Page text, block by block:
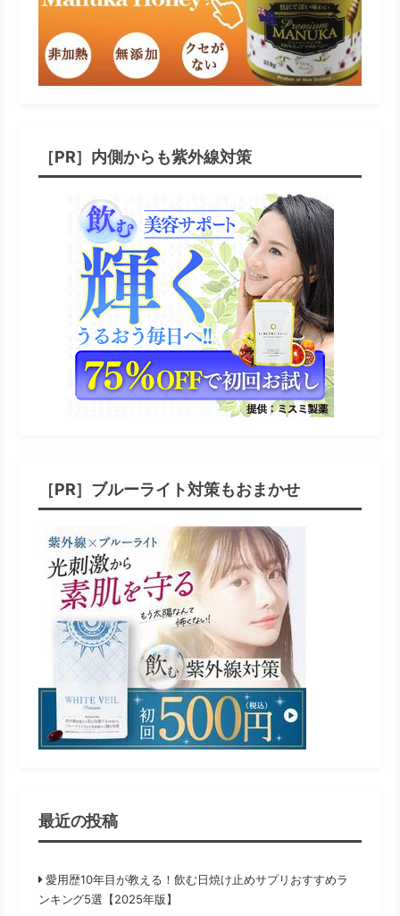
［PR］内側からも紫外線対策
［PR］ブルーライト対策もおまかせ
最近の投稿
愛用歴10年目が教える！飲む日焼け止めサプリおすすめラ
ンキング5選【2025年版】